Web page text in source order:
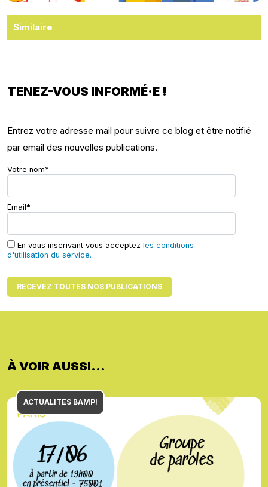
Similaire
TENEZ-VOUS INFORMÉ·E !
Entrez votre adresse mail pour suivre ce blog et être notifié
par email des nouvelles publications.
Votre nom*
Email*
En vous inscrivant vous acceptez les conditions
d'utilisation du service.
À VOIR AUSSI...
ACTUALITES BAMP!